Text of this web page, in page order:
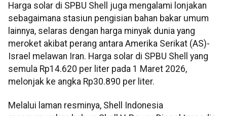
Harga solar di SPBU Shell juga mengalami lonjakan
sebagaimana stasiun pengisian bahan bakar umum
lainnya, selaras dengan harga minyak dunia yang
meroket akibat perang antara Amerika Serikat (AS)-
Israel melawan Iran. Harga solar di SPBU Shell yang
semula Rp14.620 per liter pada 1 Maret 2026,
melonjak ke angka Rp30.890 per liter.
Melalui laman resminya, Shell Indonesia